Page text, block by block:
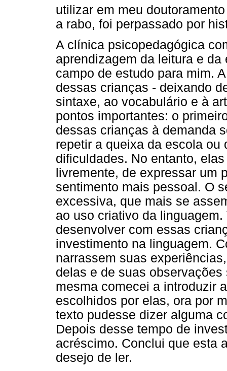
utilizar em meu
a rabo, foi perpassado por
A clínica psicopedagógica
aprendizagem da leitura e
campo de estudo para mim.
dessas crianças - deixando
sintaxe, ao vocabulário e à
pontos importantes: o
dessas crianças à demanda
repetir a queixa da escola
dificuldades. No entanto,
livremente, de expressar um
sentimento mais pessoal. O
excessiva, que mais se
ao uso criativo da
desenvolver com essas
investimento na linguagem.
narrassem suas
delas e de suas
mesma comecei a introduzir
escolhidos por elas, ora por
texto pudesse dizer alguma
Depois desse tempo de
acréscimo. Conclui que esta
desejo de ler.